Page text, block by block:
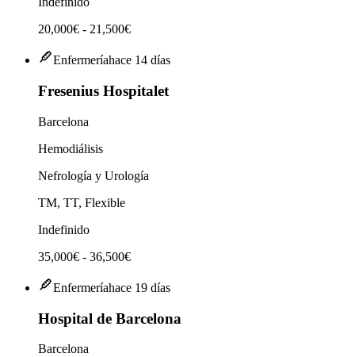
20,000€ - 21,500€
Enfermeríahace 14 días
Fresenius Hospitalet
Barcelona
Hemodiálisis
Nefrología y Urología
TM, TT, Flexible
Indefinido
35,000€ - 36,500€
Enfermeríahace 19 días
Hospital de Barcelona
Barcelona